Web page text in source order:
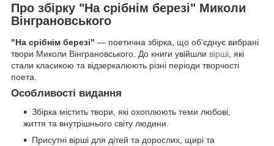
Про збірку "На срібнім березі" Миколи
Вінграновського
"На срібнім березі" — поетична збірка, що об'єднує вибрані
твори Миколи Вінграновського. До книги увійшли вірші, які
стали класикою та відзеркалюють різні періоди творчості
поета.
Особливості видання
Збірка містить твори, які охоплюють теми любові,
життя та внутрішнього світу людини.
Присутні вірші для дітей та дорослих, щирі та